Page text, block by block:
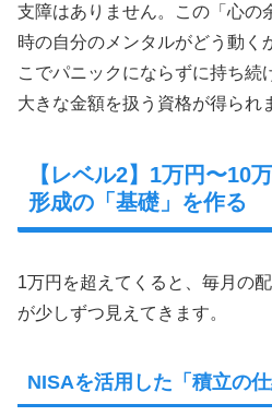
支障はありません。この「心の
時の自分のメンタルがどう動く
こでパニックにならずに持ち続
大きな金額を扱う資格が得られ
【レベル2】1万円〜10
形成の「基礎」を作る
1万円を超えてくると、毎月の
が少しずつ見えてきます。
NISAを活用した「積立の仕